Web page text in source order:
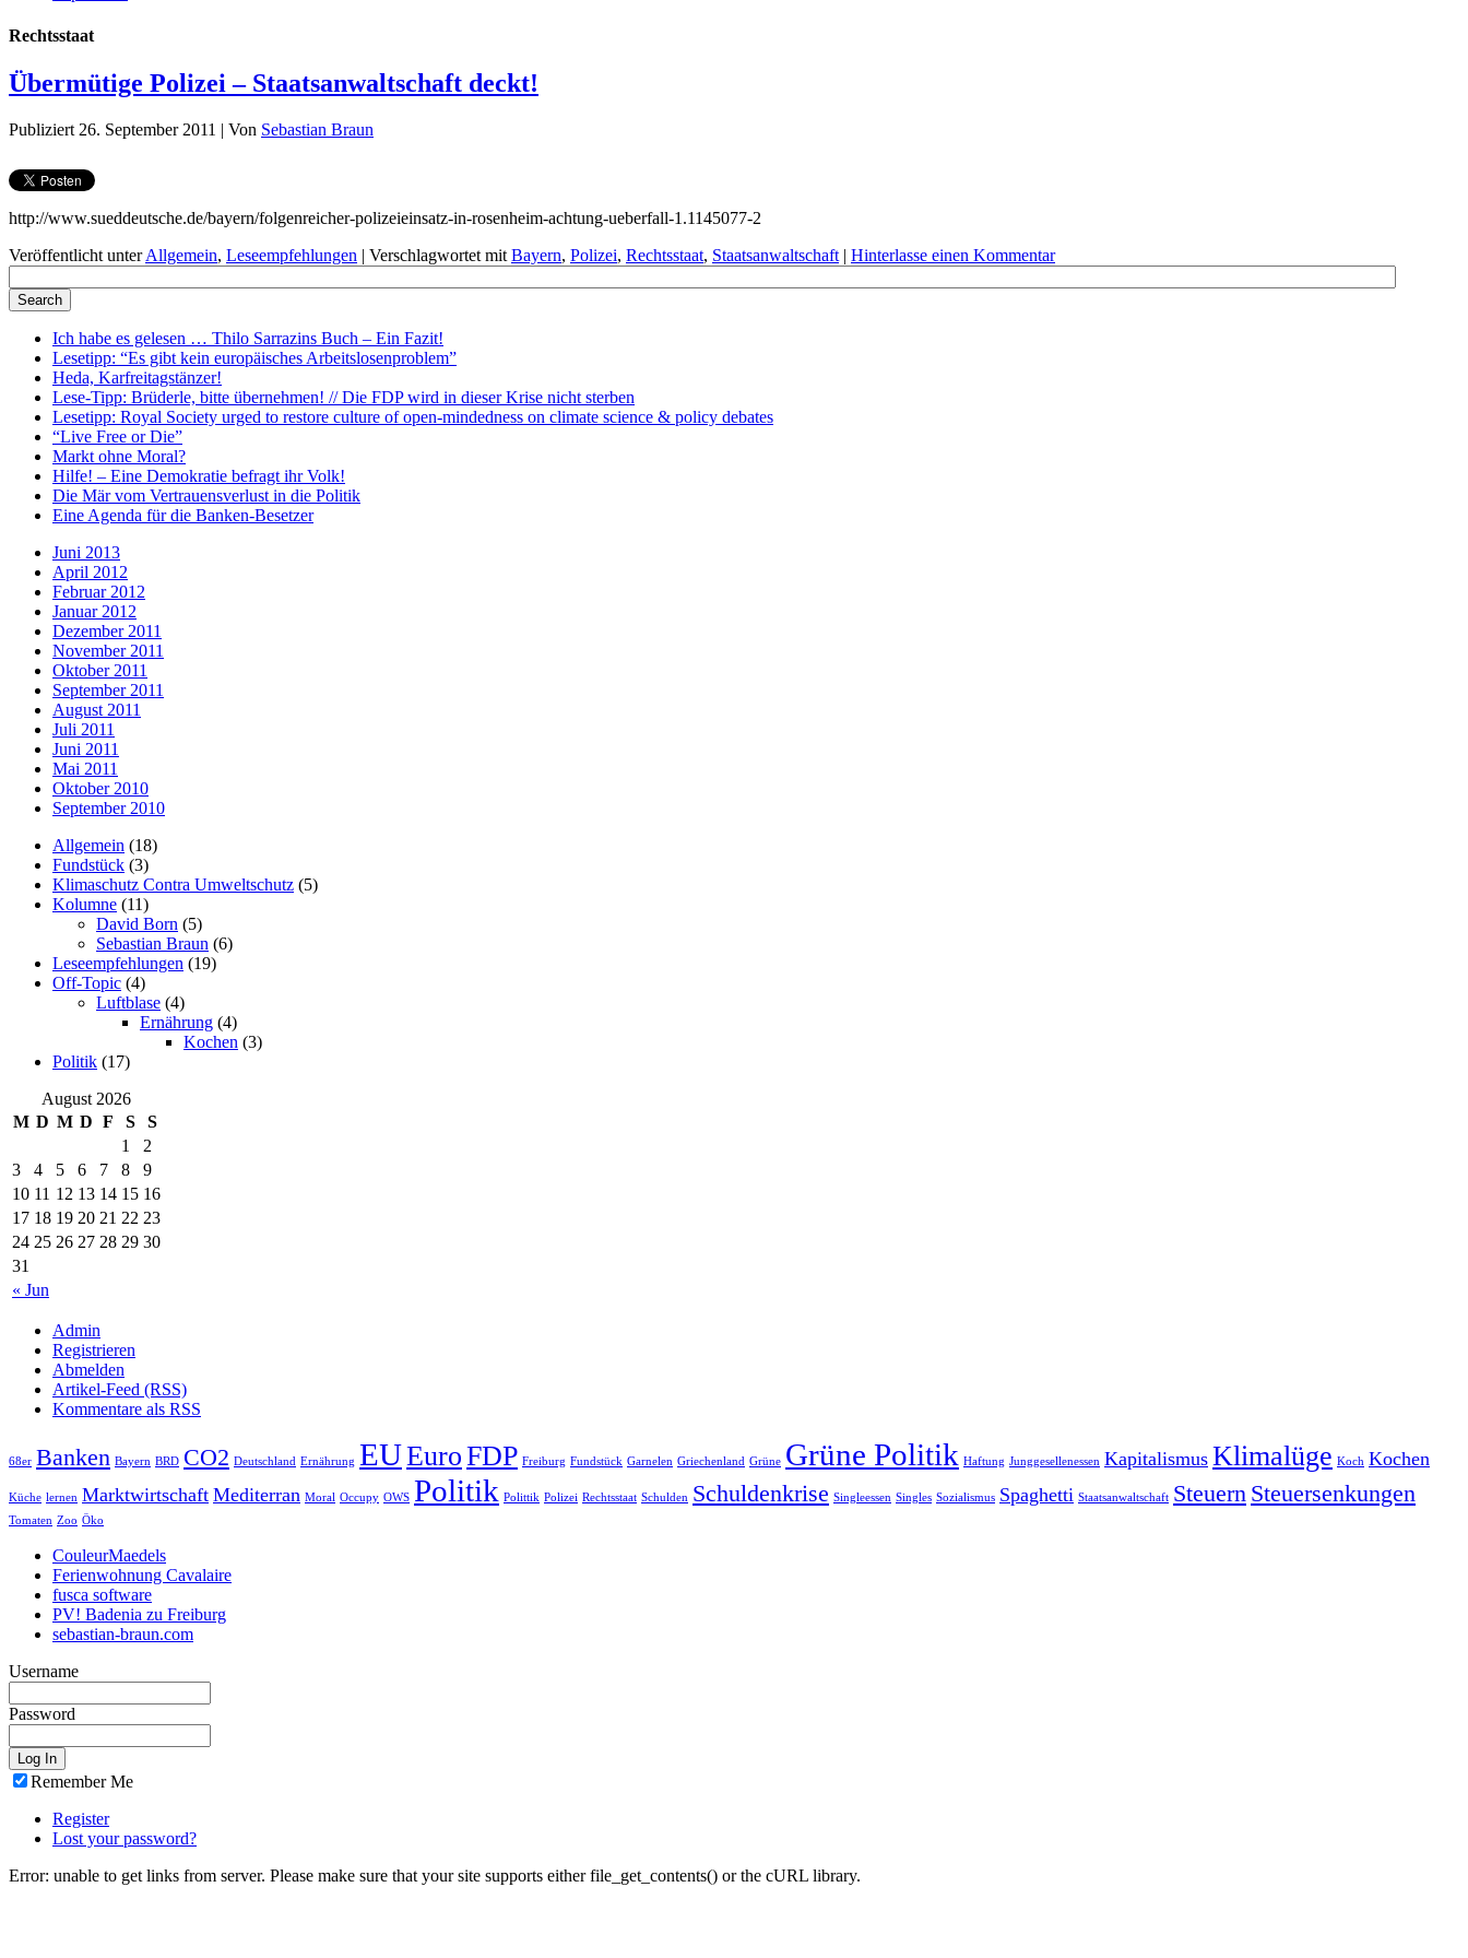
Rechtsstaat
Übermütige Polizei – Staatsanwaltschaft deckt!
Publiziert 26. September 2011 | Von Sebastian Braun
http://www.sueddeutsche.de/bayern/folgenreicher-polizeieinsatz-in-rosenheim-achtung-ueberfall-1.1145077-2
Veröffentlicht unter Allgemein, Leseempfehlungen | Verschlagwortet mit Bayern, Polizei, Rechtsstaat, Staatsanwaltschaft | Hinterlasse einen Kommentar
Ich habe es gelesen … Thilo Sarrazins Buch – Ein Fazit!
Lesetipp: “Es gibt kein europäisches Arbeitslosenproblem”
Heda, Karfreitagstänzer!
Lese-Tipp: Brüderle, bitte übernehmen! // Die FDP wird in dieser Krise nicht sterben
Lesetipp: Royal Society urged to restore culture of open-mindedness on climate science & policy debates
“Live Free or Die”
Markt ohne Moral?
Hilfe! – Eine Demokratie befragt ihr Volk!
Die Mär vom Vertrauensverlust in die Politik
Eine Agenda für die Banken-Besetzer
Juni 2013
April 2012
Februar 2012
Januar 2012
Dezember 2011
November 2011
Oktober 2011
September 2011
August 2011
Juli 2011
Juni 2011
Mai 2011
Oktober 2010
September 2010
Allgemein (18)
Fundstück (3)
Klimaschutz Contra Umweltschutz (5)
Kolumne (11)
David Born (5)
Sebastian Braun (6)
Leseempfehlungen (19)
Off-Topic (4)
Luftblase (4)
Ernährung (4)
Kochen (3)
Politik (17)
August 2026
M D M D F S S
« Jun
1
2
3
4 5 6 7 8
9
10 11 12 13 14 15 16
17 18 19 20 21 22 23
24 25 26 27 28 29 30
31
Admin
Registrieren
Abmelden
Artikel-Feed (RSS)
Kommentare als RSS
68er Banken Bayern BRD CO2 Deutschland Ernährung EUEuroFDP Freiburg Fundstück Garnelen Griechenland Grüne Grüne Politik Haftung Junggesellenessen Kapitalismus Klimalüge Koch Kochen
Küche lernen Marktwirtschaft Mediterran Moral Occupy OWS Politik Polittik Polizei Rechtsstaat Schulden Schuldenkrise Singleessen Singles Sozialismus Spaghetti Staatsanwaltschaft Steuern Steuersenkungen
Tomaten Zoo Öko
CouleurMaedels
Ferienwohnung Cavalaire
fusca software
PV! Badenia zu Freiburg
sebastian-braun.com
Username
Password
Remember Me
Register
Lost your password?
Error: unable to get links from server. Please make sure that your site supports either file_get_contents() or the cURL library.